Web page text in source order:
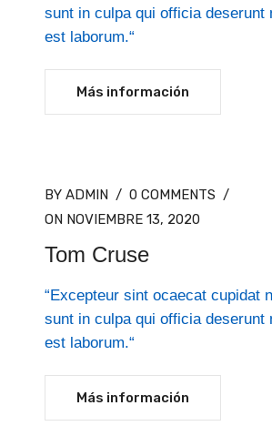
sunt in culpa qui officia deserunt
est laborum.“
Más información
BY ADMIN / 0 COMMENTS /
ON NOVIEMBRE 13, 2020
Tom Cruse
“Excepteur sint ocaecat cupidat
sunt in culpa qui officia deserunt
est laborum.“
Más información